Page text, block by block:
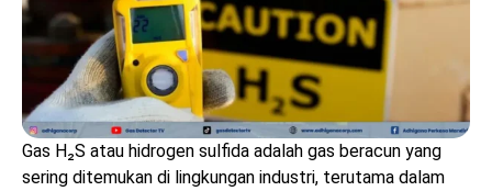
Gas H₂S atau hidrogen sulfida adalah gas beracun yang
sering ditemukan di lingkungan industri, terutama dalam